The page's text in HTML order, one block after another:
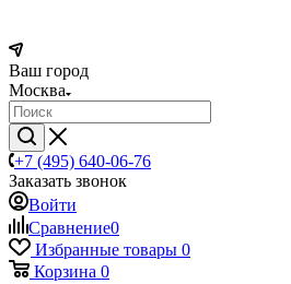
Ваш город
Москва
+7 (495) 640-06-76
Заказать звонок
Войти
Сравнение0
Избранные товары 0
Корзина 0